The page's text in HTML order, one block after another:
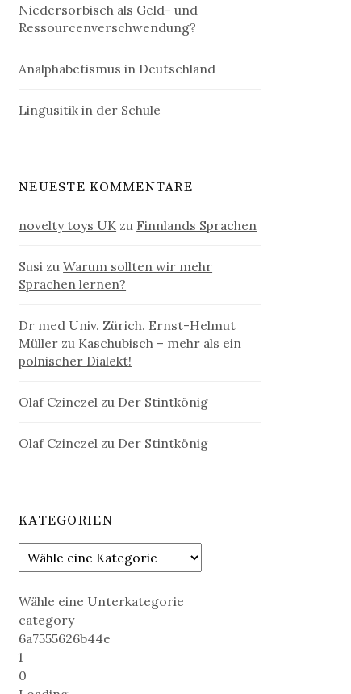
Niedersorbisch als Geld- und
Ressourcenverschwendung?
Analphabetismus in Deutschland
Lingusitik in der Schule
NEUESTE KOMMENTARE
novelty toys UK zu Finnlands Sprachen
Susi zuWarum sollten wir mehr
Sprachen lernen?
Dr med Univ. Zürich. Ernst-Helmut
Müller zu Kaschubisch – mehr als ein
polnischer Dialekt!
Olaf Czinczel zu Der Stintkönig
Olaf Czinczel zu Der Stintkönig
KATEGORIEN
Wähle eine Unterkategorie
category
6a7555626b44e
1
0